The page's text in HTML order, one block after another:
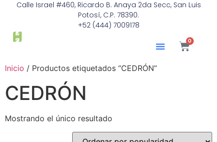
Calle Israel #460, Ricardo B. Anaya 2da Secc, San Luis
Potosí, C.P. 78390.
+52 (444) 7009178
0
Inicio / Productos etiquetados “CEDRÓN”
CEDRÓN
Mostrando el único resultado